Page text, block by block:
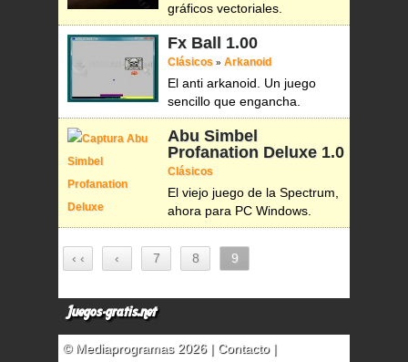
gráficos vectoriales.
Fx Ball 1.00
Clásicos » Arkanoid
El anti arkanoid. Un juego
sencillo que engancha.
Abu Simbel
Profanation Deluxe 1.0
Clásicos
El viejo juego de la Spectrum,
ahora para PC Windows.
‹ ‹ ‹ 7 8 9
Juegos-gratis.net
© Mediaprogramas 2026 | Contacto |